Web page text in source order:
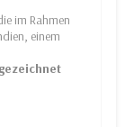
im Rahmen
einem